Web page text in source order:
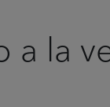
a la